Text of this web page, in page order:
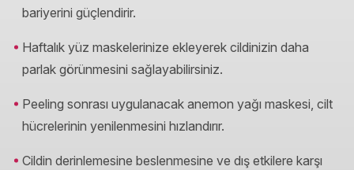
bariyerini güçlendirir.
Haftalık yüz maskelerinize ekleyerek cildinizin daha
parlak görünmesini sağlayabilirsiniz.
Peeling sonrası uygulanacak anemon yağı maskesi, cilt
hücrelerinin yenilenmesini hızlandırır.
Cildin derinlemesine beslenmesine ve dış etkilere karşı